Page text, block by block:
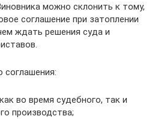
можно склонить к тому,
соглашение при затоплении
ждать решения суда и
соглашения:
во время судебного, так и
производства;